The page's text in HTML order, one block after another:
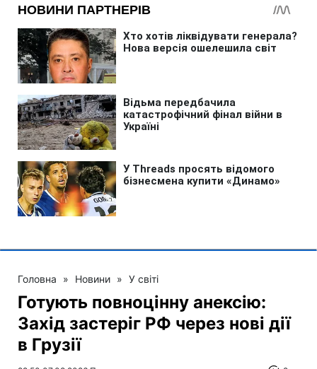
Головна » Новини » У світі
Готують повноцінну анексію:
Захід застеріг РФ через нові дії
в Грузії